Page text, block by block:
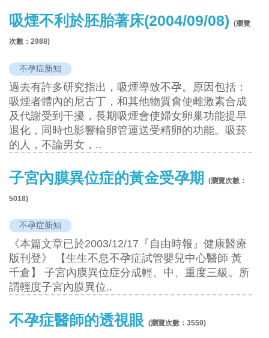
吸煙不利於胚胎著床(2004/09/08) (瀏覽
次數：2988)
不孕症新知
過去有許多研究指出，吸煙導致不孕。原因包括：
吸煙者體內的尼古丁，和其他物質會使雌激素合成
及代謝受到干擾，長期吸煙會使婦女卵巢功能提早
退化，同時也影響輸卵管運送受精卵的功能。吸菸
的人，不論男女，..
子宮內膜異位症的黃金受孕期 (瀏覽次數：
5018)
不孕症新知
《本篇文章已於2003/12/17『自由時報』健康醫療
版刊登》 【生生不息不孕症試管嬰兒中心醫師 黃
千倉】 子宮內膜異位症分成輕、中、重度三級。所
謂輕度子宮內膜異位..
不孕症醫師的透視眼 (瀏覽次數：3559)